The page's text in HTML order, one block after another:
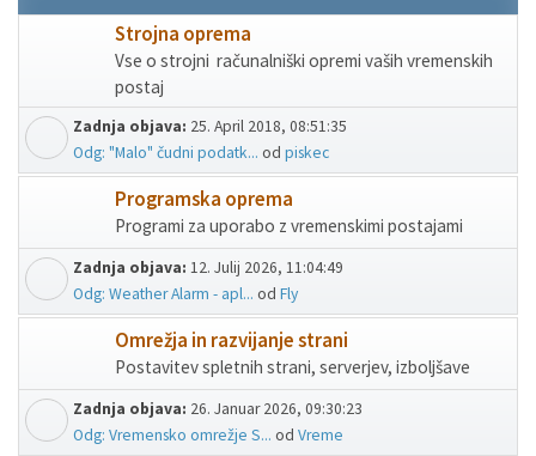
Strojna oprema
Vse o strojni računalniški opremi vaših vremenskih
postaj
Zadnja objava: 25. April 2018, 08:51:35
Odg: "Malo" čudni podatk... od piskec
Programska oprema
Programi za uporabo z vremenskimi postajami
Zadnja objava: 12. Julij 2026, 11:04:49
Odg: Weather Alarm - apl... od Fly
Omrežja in razvijanje strani
Postavitev spletnih strani, serverjev, izboljšave
Zadnja objava: 26. Januar 2026, 09:30:23
Odg: Vremensko omrežje S... od Vreme